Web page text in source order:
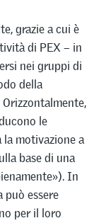
grazie a cui è
di PEX – in
nei gruppi di
della
le
motivazione a
base di una
In
può essere
per il loro